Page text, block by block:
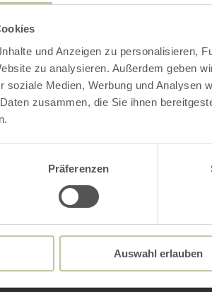
und Anzeigen zu personalisieren,
zu analysieren. Außerdem geben
soziale Medien, Werbung und Analysen
zusammen, die Sie ihnen
Präferenzen
Auswahl erlauben